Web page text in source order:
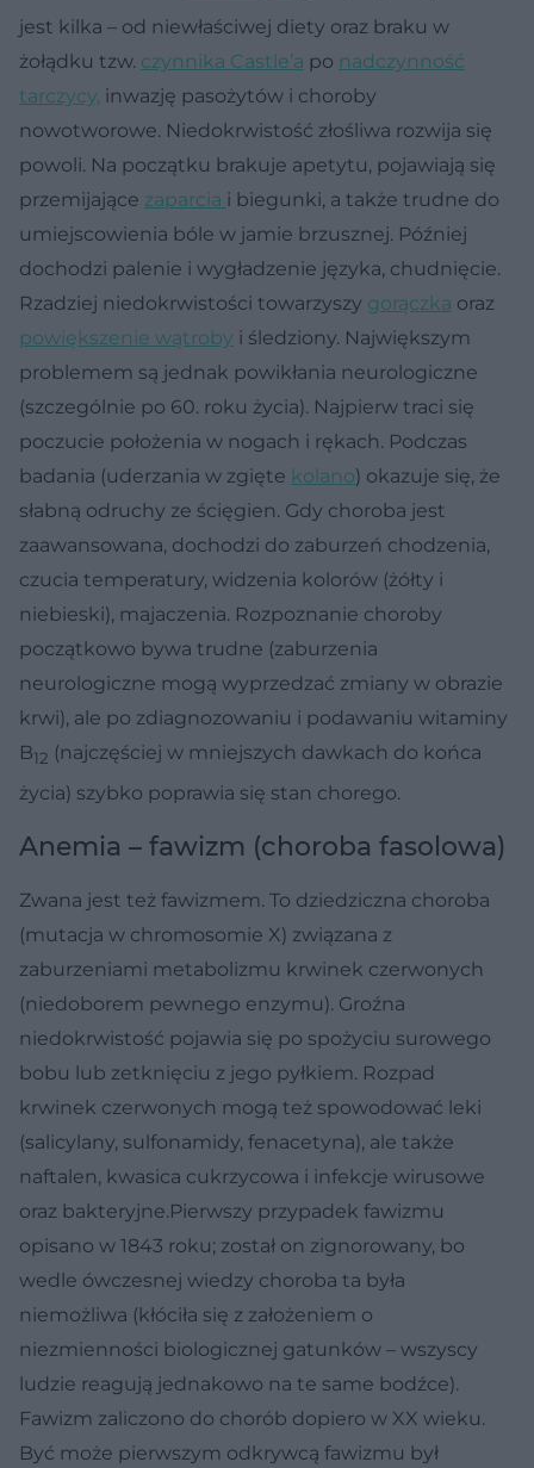
jest kilka – od niewłaściwej diety oraz braku w
żołądku tzw. czynnika Castle’a po nadczynność
tarczycy, inwazję pasożytów i choroby
nowotworowe. Niedokrwistość złośliwa rozwija się
powoli. Na początku brakuje apetytu, pojawiają się
przemijające zaparcia i biegunki, a także trudne do
umiejscowienia bóle w jamie brzusznej. Później
dochodzi palenie i wygładzenie języka, chudnięcie.
Rzadziej niedokrwistości towarzyszy gorączka oraz
powiększenie wątroby i śledziony. Największym
problemem są jednak powikłania neurologiczne
(szczególnie po 60. roku życia). Najpierw traci się
poczucie położenia w nogach i rękach. Podczas
badania (uderzania w zgięte kolano) okazuje się, że
słabną odruchy ze ścięgien. Gdy choroba jest
zaawansowana, dochodzi do zaburzeń chodzenia,
czucia temperatury, widzenia kolorów (żółty i
niebieski), majaczenia. Rozpoznanie choroby
początkowo bywa trudne (zaburzenia
neurologiczne mogą wyprzedzać zmiany w obrazie
krwi), ale po zdiagnozowaniu i podawaniu witaminy
B12 (najczęściej w mniejszych dawkach do końca
życia) szybko poprawia się stan chorego.
Anemia – fawizm (choroba fasolowa)
Zwana jest też fawizmem. To dziedziczna choroba
(mutacja w chromosomie X) związana z
zaburzeniami metabolizmu krwinek czerwonych
(niedoborem pewnego enzymu). Groźna
niedokrwistość pojawia się po spożyciu surowego
bobu lub zetknięciu z jego pyłkiem. Rozpad
krwinek czerwonych mogą też spowodować leki
(salicylany, sulfonamidy, fenacetyna), ale także
naftalen, kwasica cukrzycowa i infekcje wirusowe
oraz bakteryjne.Pierwszy przypadek fawizmu
opisano w 1843 roku; został on zignorowany, bo
wedle ówczesnej wiedzy choroba ta była
niemożliwa (kłóciła się z założeniem o
niezmienności biologicznej gatunków – wszyscy
ludzie reagują jednakowo na te same bodźce).
Fawizm zaliczono do chorób dopiero w XX wieku.
Być może pierwszym odkrywcą fawizmu był